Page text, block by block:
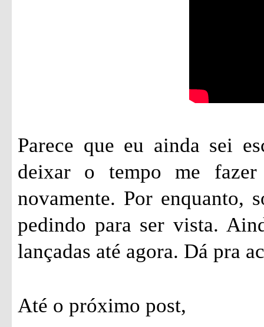
Parece que eu ainda sei
deixar o tempo me fazer
novamente. Por enquanto,
pedindo para ser vista.
lançadas até agora. Dá pra
Até o próximo post,